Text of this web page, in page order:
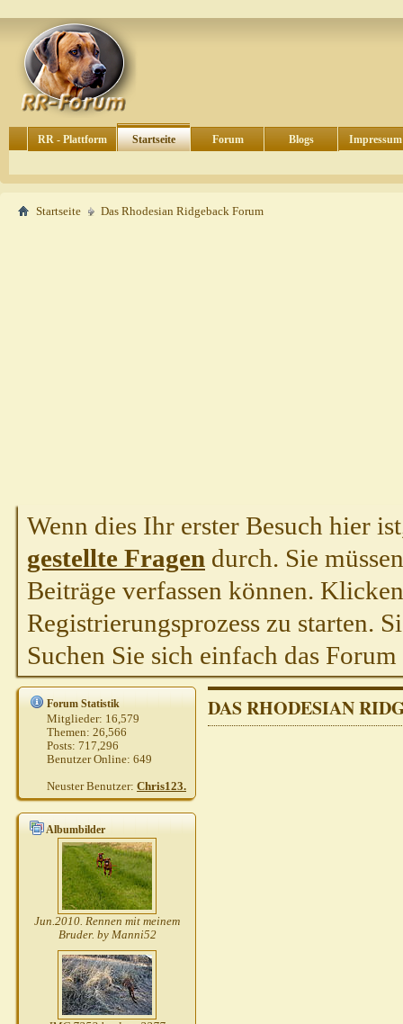
RR - Plattform Startseite Forum Blogs Impressum
Startseite Das Rhodesian Ridgeback Forum
Wenn dies Ihr erster Besuch hier
gestellte Fragen durch. Sie
Beiträge verfassen können.
Registrierungsprozess zu starten.
Suchen Sie sich einfach das
Forum Statistik
Mitglieder: 16,579
Themen:26,566
Posts:717,296
Benutzer Online:649
Neuster Benutzer: Chris123.
Albumbilder
Jun.2010. Rennen mit meinem
Bruder. by Manni52
DAS RHODESIAN